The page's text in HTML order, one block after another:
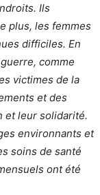
Ils
plus, les femmes
difficiles. En
comme
victimes de la
et des
et leur solidarité.
environnants et
soins de santé
ont été